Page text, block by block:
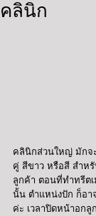
คลินิก
คลินิกส่วนใหญ่ มักจ
คู่ สีขาว หรือสี สำห
ลูกค้า ตอนที่ทำทรีตเ
นั้น ตำแหน่งปัก ก็อา
ค่ะ เวลาปิดหน้าอกลู